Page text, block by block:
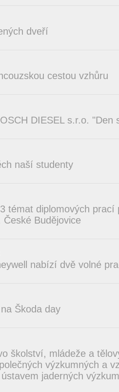
dveří
cestou vzhůru
DIESEL s.r.o. "Den
naší studenty
témat diplomových prací
České Budějovice
nabízí dvě volné
Škoda day
školství, mládeže a
výzkumných a
jaderných